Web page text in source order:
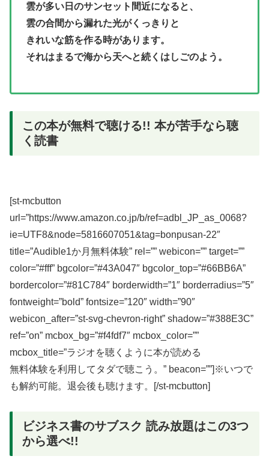
雲が多い日のサンセット間近になると、
雲の合間から漏れた光がくっきりと
きれいな筋を作る時があります。
それはまるで海から天へと続くはしごのよう。
この本が無料で聴ける!! 本が苦手なら聴
く読書
[st-mcbutton
url=”https://www.amazon.co.jp/b/ref=adbl_JP_as_0068?
ie=UTF8&node=5816607051&tag=bonpusan-22″
title=”Audible1か月無料体験” rel=”” webicon=”” target=””
color=”#fff” bgcolor=”#43A047″ bgcolor_top=”#66BB6A”
bordercolor=”#81C784″ borderwidth=”1″ borderradius=”5″
fontweight=”bold” fontsize=”120″ width=”90″
webicon_after=”st-svg-chevron-right” shadow=”#388E3C”
ref=”on” mcbox_bg=”#f4fdf7″ mcbox_color=””
mcbox_title=”ラジオを聴くように本が読める
無料体験を利用してタダで聴こう。” beacon=””]※いつで
も解約可能。退会後も聴けます。[/st-mcbutton]
ビジネス書のサブスク 読み放題はこの3つ
から選べ!!